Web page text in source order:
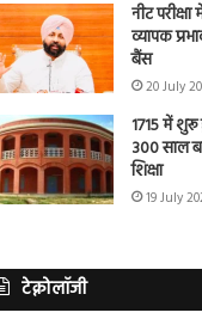
नीट
व्यापक
बैंस
20 July
1715 में
300 साल
शिक्षा
19 July
टेक्नोलॉजी